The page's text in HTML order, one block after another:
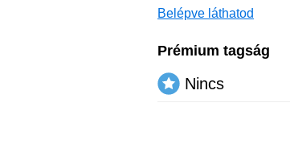
Belépve láthatod
Prémium tagság
Nincs